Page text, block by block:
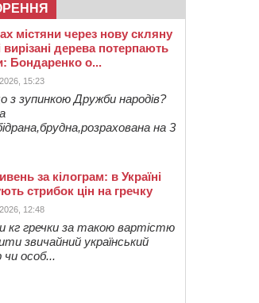
містяни через нову скляну
вирізані дерева потерпають
Бондаренко о...
15:23
з зупинкою Дружби народів?
на 3
за кілограм: в Україні
стрибок цін на гречку
12:48
кг гречки за такою вартістю
звичайний український
чи особ...